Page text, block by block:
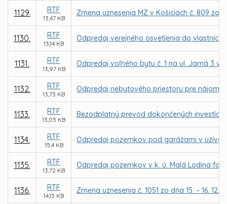
1129. RTF
13,47 KB
Zmena uznesenia MZ v Košiciach č. 809
1130. RTF
13,14 KB
Odpredaj verejného osvetlenia do
1131. RTF
13,97 KB
Odpredaj voľného bytu č. 1 na ul. Jarná 3 v
1132. RTF
13,73 KB
Odpredaj nebytového priestoru pre
1133. RTF
13,05 KB
Bezodplatný prevod dokončených
1134. RTF
15,4 KB
Odpredaj pozemkov pod garážami v
1135. RTF
13,72 KB
Odpredaj pozemkov v k. ú. Malá Lodina
1136. RTF
14,15 KB
Zmena uznesenia č. 1051 zo dňa 15. – 16.